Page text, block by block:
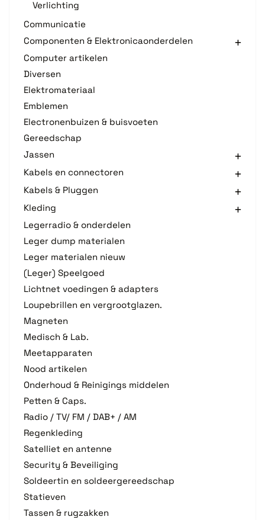
Verlichting
Communicatie
Componenten & Elektronicaonderdelen
Computer artikelen
Diversen
Elektromateriaal
Emblemen
Electronenbuizen & buisvoeten
Gereedschap
Jassen
Kabels en connectoren
Kabels & Pluggen
Kleding
Legerradio & onderdelen
Leger dump materialen
Leger materialen nieuw
(Leger) Speelgoed
Lichtnet voedingen & adapters
Loupebrillen en vergrootglazen.
Magneten
Medisch & Lab.
Meetapparaten
Nood artikelen
Onderhoud & Reinigings middelen
Petten & Caps.
Radio / TV/ FM / DAB+ / AM
Regenkleding
Satelliet en antenne
Security & Beveiliging
Soldeertin en soldeergereedschap
Statieven
Tassen & rugzakken